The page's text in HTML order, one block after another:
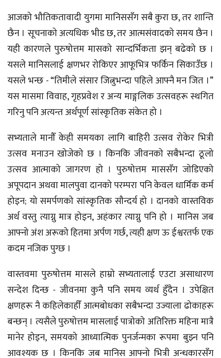
आजको भौतिकतावादी युगमा मानिससँग सबै कुरा छ, तर शान्ति
छैन । सूचनाको अत्यधिक भीड छ, तर आत्मसंवादको समय छैन ।
यही कारणले पुरुषोत्तम मासको सान्दर्भिकता झन् बढेको छ ।
यसले मानिसलाई क्षणभर रोकिएर आफूभित्र फर्किन सिकाउँछ ।
यसले भन्छ - “तिमीले संसार जित्नुभन्दा पहिले आफ्नै मन जित ।”
यस मासमा विवाह, गृहप्रवेश र अन्य माङ्गलिक उत्सवहरू स्थगित
गरिनु पनि अत्यन्त अर्थपूर्ण सांस्कृतिक संकेत हो ।
सभ्यताले मानौँ केही समयका लागि बाहिरी उत्सव रोकेर भित्री
उत्सव मनाउन खोजेको छ । किनकि जीवनको सबैभन्दा ठूलो
उत्सव आत्माको जागरण हो । पुरुषोत्तम माससँग जोडिएको
अपूपदान अथवा मालपुवा दानको परम्परा पनि केवल धार्मिक कर्म
होइन; यो समर्पणको सांस्कृतिक सौन्दर्य हो । दानको वास्तविक
अर्थ वस्तु त्याग्नु मात्र होइन, अहंकार त्याग्नु पनि हो । मानिस जब
आफ्नो अंश अरूको हितमा अर्पण गर्छ, त्यही क्षण ऊ ईश्वरतर्फ एक
कदम नजिक पुग्छ ।
वास्तवमा पुरुषोत्तम मासले हाम्रो सभ्यतालाई एउटा असाधारण
सन्देश दिन्छ - जीवनमा कुनै पनि समय व्यर्थ हुँदैन । उपेक्षित
क्षणहरू नै कहिलेकाहीँ आत्मबोधका सबैभन्दा उज्याला ढोकाहरू
बन्छन् । त्यसैले पुरुषोत्तम मासलाई पात्रोको अतिरिक्त महिना मात्रै
मानेर होइन, समयको आध्यात्मिक पुनर्जन्मका रूपमा बुझ्न पनि
आवश्यक छ । किनकि जब मानिस आफ्नो भित्री अन्धकारसँग